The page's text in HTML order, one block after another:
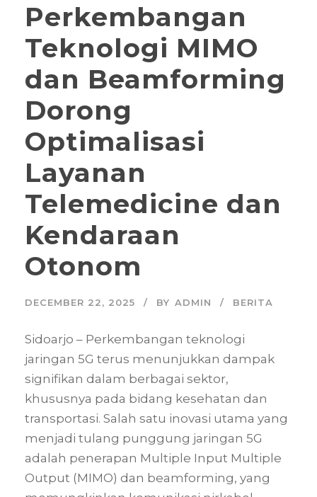
Perkembangan
Teknologi MIMO
dan Beamforming
Dorong
Optimalisasi
Layanan
Telemedicine dan
Kendaraan
Otonom
DECEMBER 22, 2025 BY ADMIN BERITA
Sidoarjo – Perkembangan teknologi
jaringan 5G terus menunjukkan dampak
signifikan dalam berbagai sektor,
khususnya pada bidang kesehatan dan
transportasi. Salah satu inovasi utama yang
menjadi tulang punggung jaringan 5G
adalah penerapan Multiple Input Multiple
Output (MIMO) dan beamforming, yang